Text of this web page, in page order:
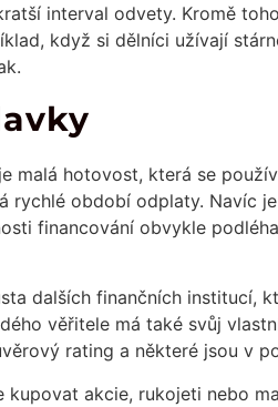
interval odvety. Kromě
když si dělníci užívají
malá hotovost, která se
rychlé období odplaty. Navíc
financování obvykle
dalších finančních institucí,
věřitele má také svůj
rating a některé jsou v
kupovat akcie, rukojeti nebo